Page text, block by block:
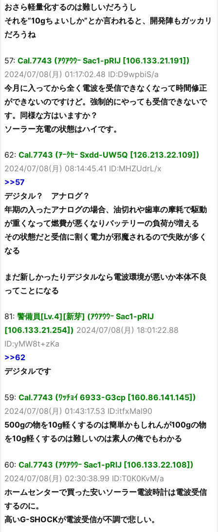
おさら軽量化するのは難しいだろうし
それを”10gちょいしか”とか言われると、開発陣もガッカリ
だろうね
57: Cal.7743 (ｱｳｱｳｳｰ Sac1-pRlJ [106.133.21.191])
2024/07/08(月) 01:17:02.48 ID:D9wpbiS/a
今月に入ってから全く電波を受信できなくなって時間修正
ができないのですけど。強制的にやっても受信できないで
す。同様な方はいますか？
ソーラー充電の状態はハイです。
62: Cal.7743 (ｱｰｸｾｰ Sxdd-UW5Q [126.213.22.109])
2024/07/08(月) 08:14:45.41 ID:MHZUdrL/x
>>57
デジタル？ アナログ？
年期の入ったアナログの場合、油切れや歯車の摩耗で駆動
が重くなって燃費が悪くなりバッテリーの負荷が増える
その状態だと受信に割く電力が邪魔されるので失敗が多く
なる
まだ新しかったりデジタルなら電波環境が悪いか本体不良
ってことになる
81: 警備員[Lv.4][新芽] (ｱｳｱｳｳｰ Sac1-pRlJ
[106.133.21.254]) 2024/07/08(月) 18:01:22.88
ID:yMW8t+zKa
>>62
デジタルです
59: Cal.7743 (ﾜｯﾁｮｲ 6933-G3cp [160.86.141.145])
2024/07/08(月) 01:43:17.53 ID:itfxMal90
500gの物を10g軽くするのは簡単かもしれんが100gの物
を10g軽くするのは難しいのは素人の俺でもわかる
60: Cal.7743 (ｱｳｱｳｳｰ Sac1-pRlJ [106.133.22.108])
2024/07/08(月) 02:30:38.99 ID:T0K0KvM/a
ホームセンターで買った安いソーラー電波時計は電波受信
するのに。
高いG-SHOCKが電波受信が不調で悲しい。